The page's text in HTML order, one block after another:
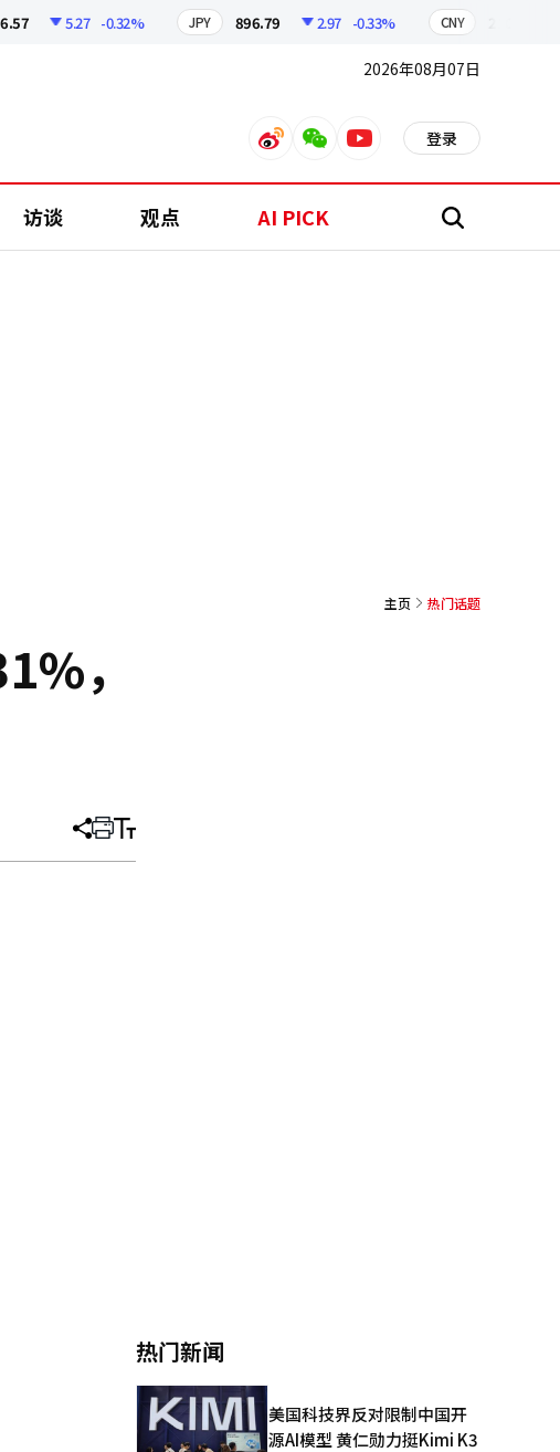
5.27 -0.32% JPY 896.79 2.97 -0.33% CNY 210.52
2026年08月07日
weiboweixinyoutube 登录
访谈 观点 AI PICK 搜
主页 热门话题
，
分
文
打 调
大
热门新闻
美国科技界反对限制中国开
源AI模型 黄仁勋力挺Kimi K3